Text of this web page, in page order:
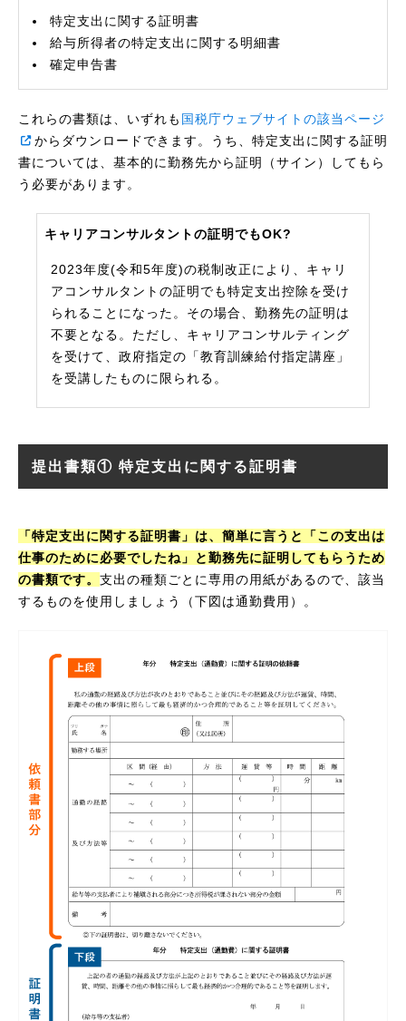
特定支出に関する証明書
給与所得者の特定支出に関する明細書
確定申告書
これらの書類は、いずれも 国税庁ウェブサイトの該当ページ
からダウンロードできます。うち、特定支出に関する証明
書については、基本的に勤務先から証明（サイン）してもら
う必要があります。
キャリアコンサルタントの証明でもOK?
2023年度(令和5年度)の税制改正により、キャリ
アコンサルタントの証明でも特定支出控除を受け
られることになった。その場合、勤務先の証明は
不要となる。ただし、キャリアコンサルティング
を受けて、政府指定の「教育訓練給付指定講座」
を受講したものに限られる。
提出書類① 特定支出に関する証明書
「特定支出に関する証明書」は、簡単に言うと「この支出は
仕事のために必要でしたね」と勤務先に証明してもらうため
の書類です。 支出の種類ごとに専用の用紙があるので、該当
するものを使用しましょう（下図は通勤費用）。